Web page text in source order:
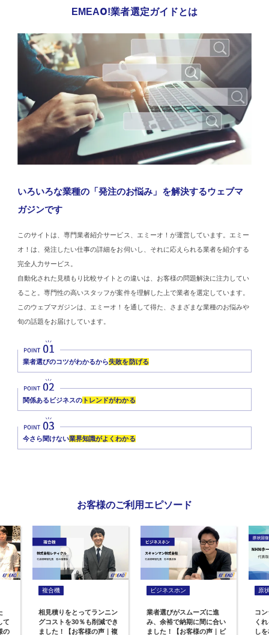
EMEAO!業者選定ガイドとは
いろいろな業種の「発注のお悩み」を解決するウェブマ
ガジンです
このサイトは、専門業者紹介サービス、エミーオ！が運営しています。エミー
オ！は、発注したい仕事の詳細をお伺いし、それに応えられる業者を紹介する
完全人力サービス。
自動化された見積もり比較サイトとの違いは、お客様の問題解決に注力してい
ること。専門性の高いスタッフが案件を理解した上で業者を選定しています。
このウェブマガジンは、エミーオ！を通して得た、さまざまな業種のお悩みや
旬の話題をお届けしています。
業者選びのコツがわかるから失敗を防げる
関係あるビジネスの トレンドがわかる
今さら聞けない業界知識がよくわかる
お客様のご利用エピソード
て
の
複合機
相見積りをとってランニン
グコストを30％も削減でき
ました！【お客様の声｜複
ビジネスホン
業者選びがスムーズに進
み、余裕で納期に間に合い
ました！【お客様の声｜ビ
原
コ
く
し